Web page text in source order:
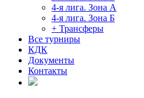
4-я лига. Зона А
4-я лига. Зона Б
+ Трансферы
Все турниры
КДК
Документы
Контакты